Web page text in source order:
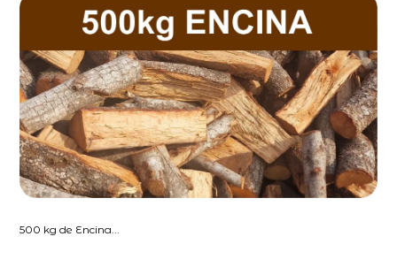
500 kg de Encina...